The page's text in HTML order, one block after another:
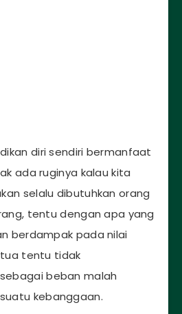
diri sendiri bermanfaat
ada ruginya kalau kita
selalu dibutuhkan orang
tentu dengan apa yang
berdampak pada nilai
tentu tidak
beban malah
kebanggaan.